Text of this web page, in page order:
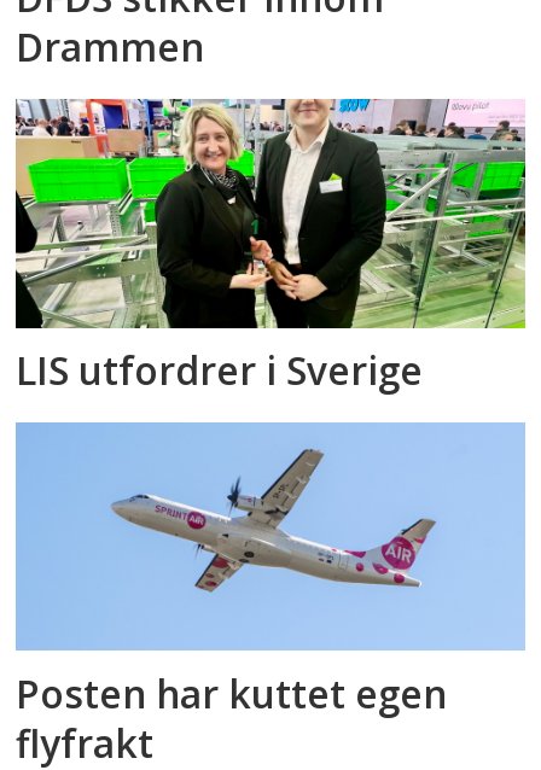
Drammen
LIS utfordrer i Sverige
Posten har kuttet egen
flyfrakt